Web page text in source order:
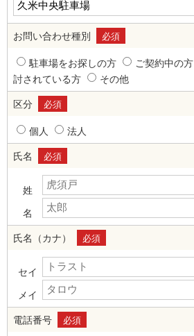
お問い合わせ種別 必須
駐車場をお探しの方 ご契約中の方
討されている方
その他
区分
必須
個人
法人
氏名
必須
姓
名
氏名（カナ）
必須
セイ
メイ
電話番号
必須